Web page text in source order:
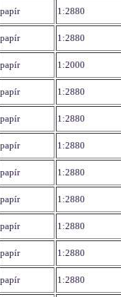
papír 1:2880
papír 1:2880
papír 1:2000
papír 1:2880
papír 1:2880
papír 1:2880
papír 1:2880
papír 1:2880
papír 1:2880
papír 1:2880
papír 1:2880